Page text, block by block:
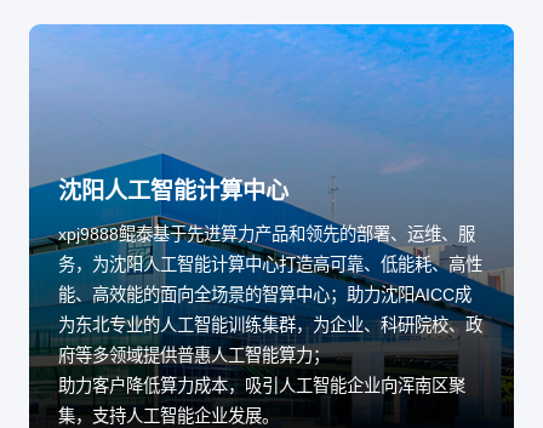
沈阳人工智能计算中心
xpj9888鲲泰基于先进算力产品和领先的部署、运维、服
务，为沈阳人工智能计算中心打造高可靠、低能耗、高性
能、高效能的面向全场景的智算中心；助力沈阳AICC成
为东北专业的人工智能训练集群，为企业、科研院校、政
府等多领域提供普惠人工智能算力；
助力客户降低算力成本，吸引人工智能企业向浑南区聚
集，支持人工智能企业发展。